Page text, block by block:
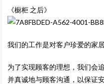
《橱柜 之后》
我们的工作是对客户珍爱的家居
为了实现顾客的理想，我们会
并真诚地与顾客沟通，以保证安